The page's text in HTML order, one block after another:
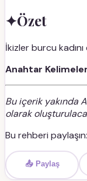
✦Özet
İkizler burcu
Anahtar Kelimeler
Bu içerik yakında
olarak
Bu rehberi paylaşın:
📤 Paylaş